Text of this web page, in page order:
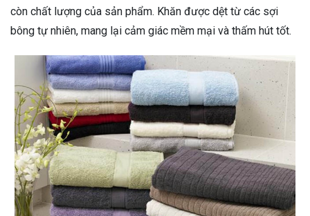
còn chất lượng của sản phẩm. Khăn được dệt từ các sợi
bông tự nhiên, mang lại cảm giác mềm mại và thấm hút tốt.